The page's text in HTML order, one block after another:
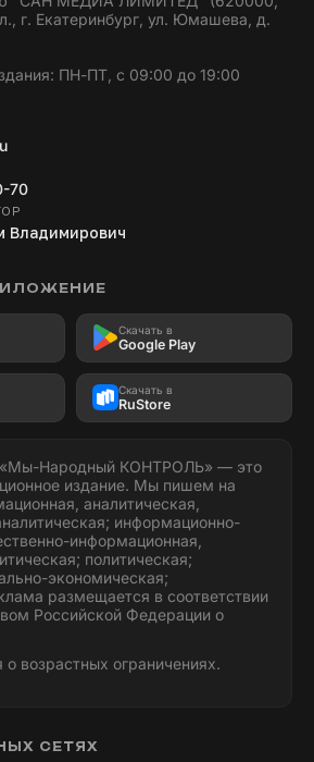
г. Екатеринбург, ул. Юмашева, д.
ПН-ПТ, с 09:00 до 19:00
70
Владимирович
Скачать в
Google Play
Скачать в
RuStore
«Мы-Народный КОНТРОЛЬ» — это
издание. Мы пишем на
аналитическая,
информационно-
информационная,
политическая;
экономическая;
размещается в соответствии
Российской Федерации о
возрастных ограничениях.
СЕТЯХ